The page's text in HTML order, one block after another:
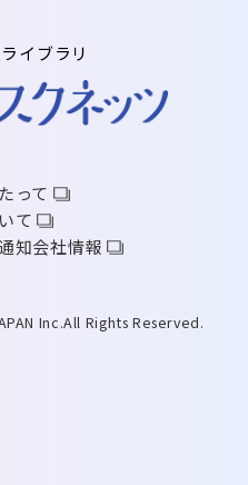
イブラリ
って
て
知会社情報
Inc.All Rights Reserved.